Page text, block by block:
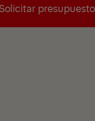
Solicitar presupuesto